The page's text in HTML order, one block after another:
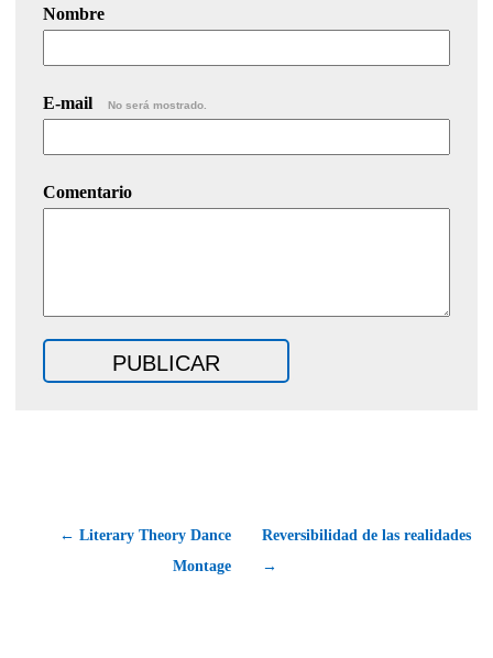
Nombre
E-mail No será mostrado.
Comentario
← Literary Theory Dance
Montage
Reversibilidad de las realidades
→